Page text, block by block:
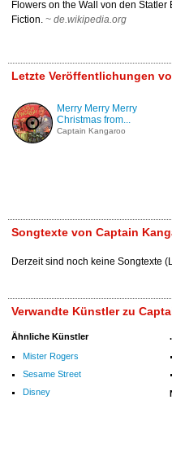
Flowers on the Wall von den
Fiction. ~ de.wikipedia.org
Letzte Veröffentlichungen
Merry Merry Merry
Christmas from...
Captain Kangaroo
Songtexte von Captain
Derzeit sind noch keine Songtexte
Verwandte Künstler zu
Ähnliche Künstler
Mister Rogers
Sesame Street
Disney